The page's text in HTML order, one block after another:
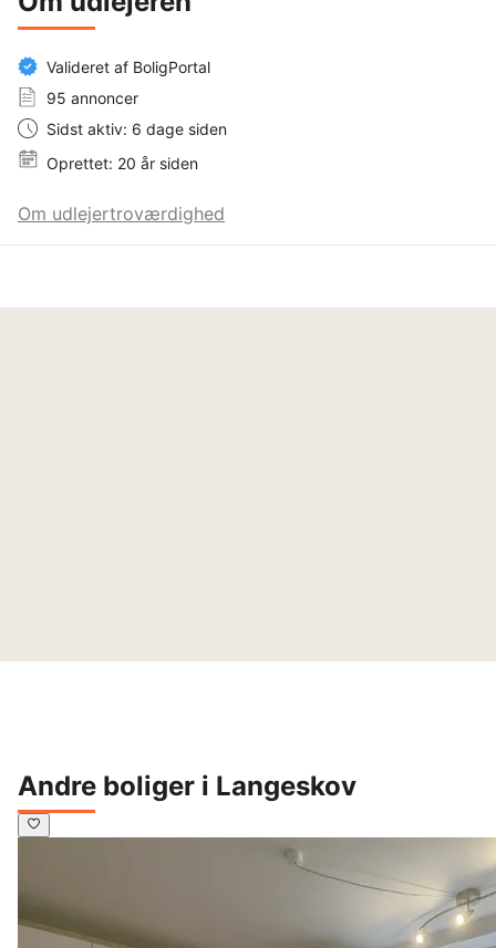
Valideret af BoligPortal
95 annoncer
Sidst aktiv: 6 dage siden
Oprettet: 20 år siden
Om udlejertroværdighed
Andre boliger i Langeskov